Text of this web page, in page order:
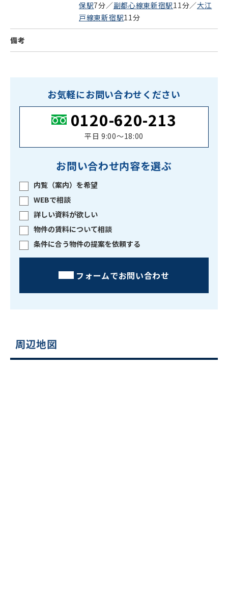
保駅7分／副都心線東新宿駅11分／大江
戸線東新宿駅11分
備考
お気軽にお問い合わせください
0120-620-213
平日 9:00〜18:00
お問い合わせ内容を選ぶ
内覧（案内）を希望
WEBで相談
詳しい資料が欲しい
物件の賃料について相談
条件に合う物件の提案を依頼する
フォームでお問い合わせ
周辺地図